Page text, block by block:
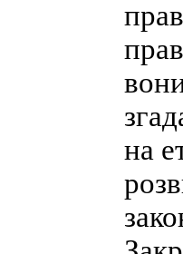
на